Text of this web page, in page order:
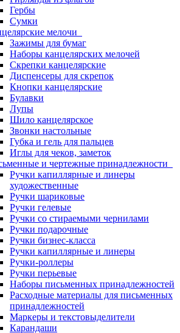
Гербы
Сумки
мелочи
Зажимы для бумаг
Наборы канцелярских мелочей
Скрепки канцелярские
Диспенсеры для скрепок
Кнопки канцелярские
Булавки
Лупы
Шило канцелярское
Звонки настольные
Губка и гель для пальцев
Иглы для чеков, заметок
и чертежные принадлежности
Ручки капиллярные и линеры
художественные
Ручки шариковые
Ручки гелевые
Ручки со стираемыми чернилами
Ручки подарочные
Ручки бизнес-класса
Ручки капиллярные и линеры
Ручки-роллеры
Ручки перьевые
Наборы письменных принадлежностей
Расходные материалы для письменных
принадлежностей
Маркеры и текстовыделители
Карандаши